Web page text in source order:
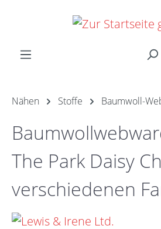
Zum Hauptinhalt springen
Nähen Stoffe Baumwoll-
The Park Daisy
verschiedenen